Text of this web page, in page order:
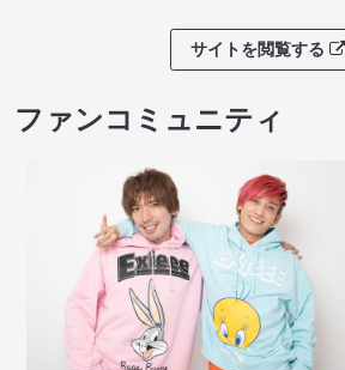
サイトを閲覧する
ファンコミュニティ